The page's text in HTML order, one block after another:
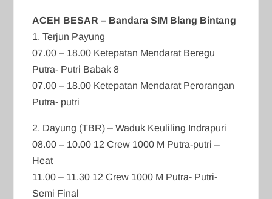
ACEH BESAR – Bandara SIM Blang Bintang
1. Terjun Payung
07.00 – 18.00 Ketepatan Mendarat Beregu
Putra- Putri Babak 8
07.00 – 18.00 Ketepatan Mendarat Perorangan
Putra- putri
2. Dayung (TBR) – Waduk Keuliling Indrapuri
08.00 – 10.00 12 Crew 1000 M Putra-putri –
Heat
11.00 – 11.30 12 Crew 1000 M Putra- Putri-
Semi Final